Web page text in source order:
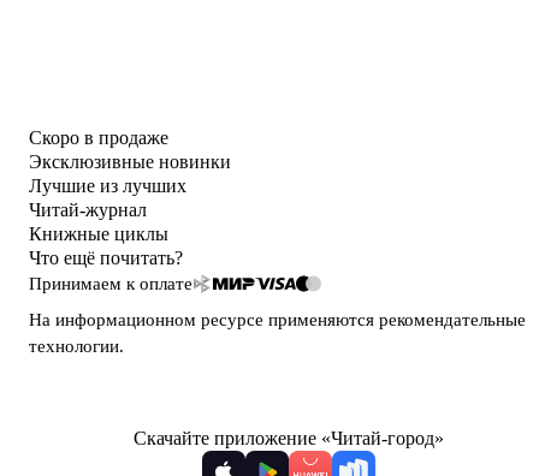
Скоро в продаже
Эксклюзивные новинки
Лучшие из лучших
Читай-журнал
Книжные циклы
Что ещё почитать?
Принимаем к оплате
На информационном ресурсе применяются рекомендательные
технологии.
Скачайте приложение «Читай-город»